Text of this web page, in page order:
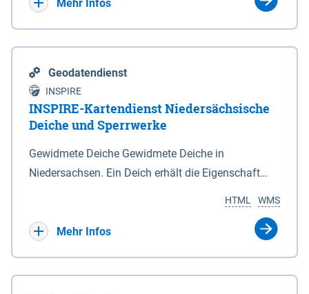
Mehr Infos
Geodatendienst
INSPIRE
INSPIRE-Kartendienst Niedersächsische
Deiche und Sperrwerke
Gewidmete Deiche Gewidmete Deiche in
Niedersachsen. Ein Deich erhält die Eigenschaft
Deichbehörde durch Verordnung ausspricht. Für
WMS
HTML
Mehr Infos